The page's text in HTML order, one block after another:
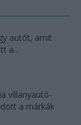
autót, amit
a...
villanyautó-
a márkák